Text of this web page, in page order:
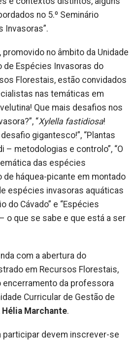
no 5.º Seminário
Invasoras”.
promovido no âmbito da Unidade
de Espécies Invasoras do
Florestais, estão convidados
nas temáticas em
Que mais desafios nos
“Xylella fastidiosa!
gigantesco!”, “Plantas
– metodologias e controlo”, “O
das espécies
de háquea-picante em montado
espécies invasoras aquáticas
do Cávado” e “Espécies
o que se sabe e que está a ser
com a abertura do
em Recursos Florestais,
encerramento da professora
Curricular de Gestão de
Hélia Marchante.
participar devem inscrever-se